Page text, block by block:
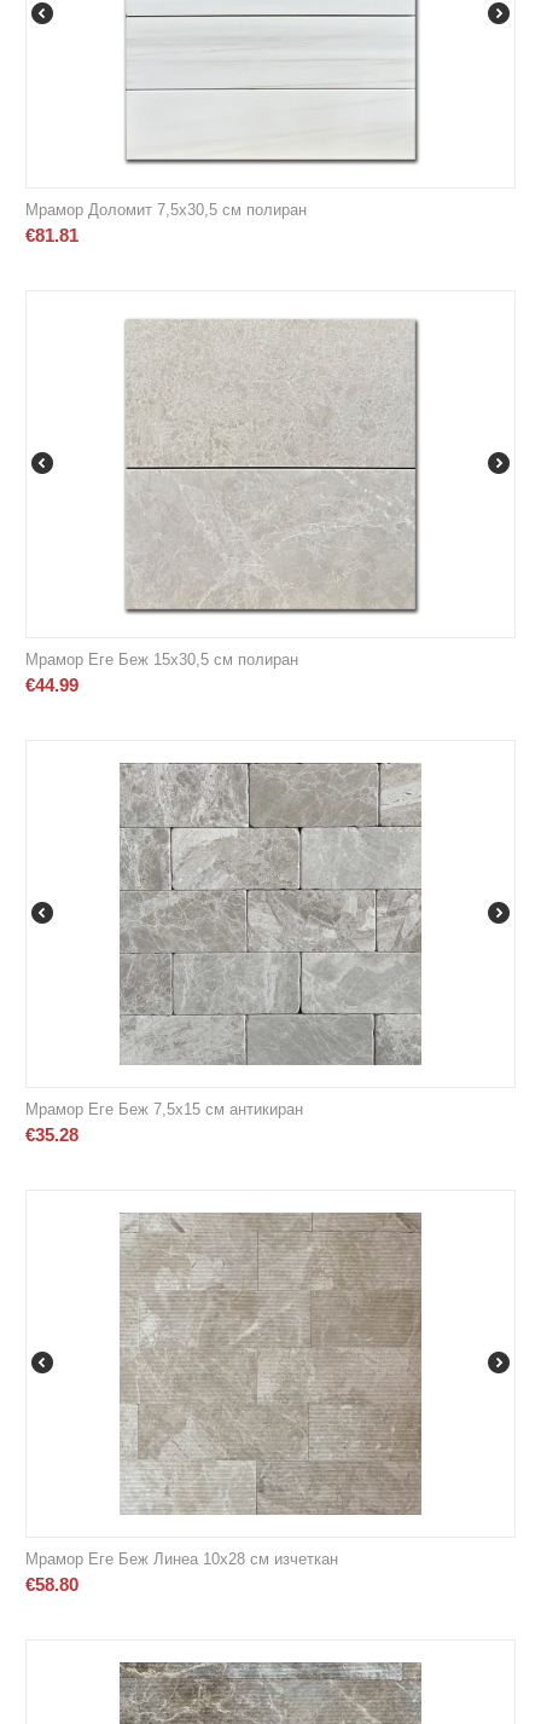
Мрамор Доломит 7,5х30,5 см полиран
€81.81
Мрамор Еге Беж 15х30,5 см полиран
€44.99
Мрамор Еге Беж 7,5х15 см антикиран
€35.28
Мрамор Еге Беж Линеа 10х28 см изчеткан
€58.80